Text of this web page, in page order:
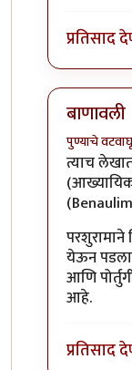
प्रतिसाद
बाणावली
पुण्याचे
In reply
त्याच
येऊन पडला
आणि
आहे.
प्रतिसाद